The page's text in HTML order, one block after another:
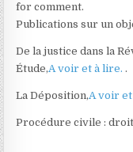
for comment.
Publications sur un
De la justice dans la
Étude,A voir et à lire..
La Déposition,A voir
Procédure civile :